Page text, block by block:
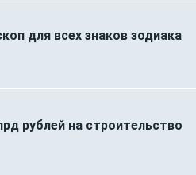
для всех знаков зодиака
рублей на строительство